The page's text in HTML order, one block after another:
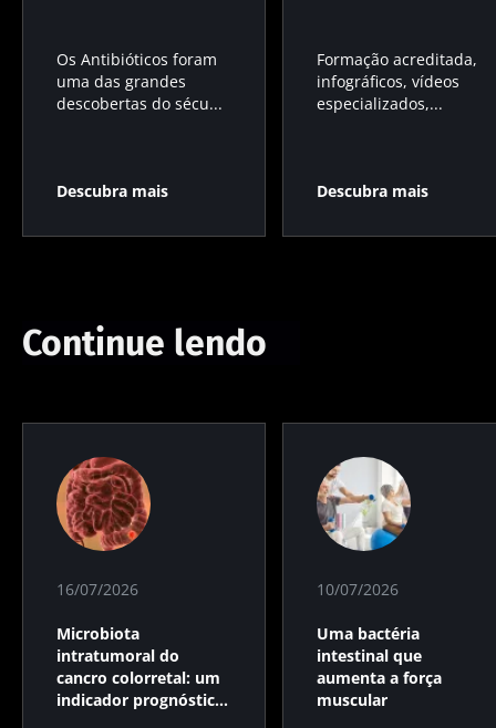
Os Antibióticos foram
uma das grandes
descobertas do sécu...
Descubra mais
Formação acreditada,
infográficos, vídeos
especializados,...
Descubra mais
Continue lendo
16/07/2026
Microbiota
intratumoral do
cancro colorretal: um
indicador prognóstico
10/07/2026
Uma bactéria
intestinal que
aumenta a força
muscular